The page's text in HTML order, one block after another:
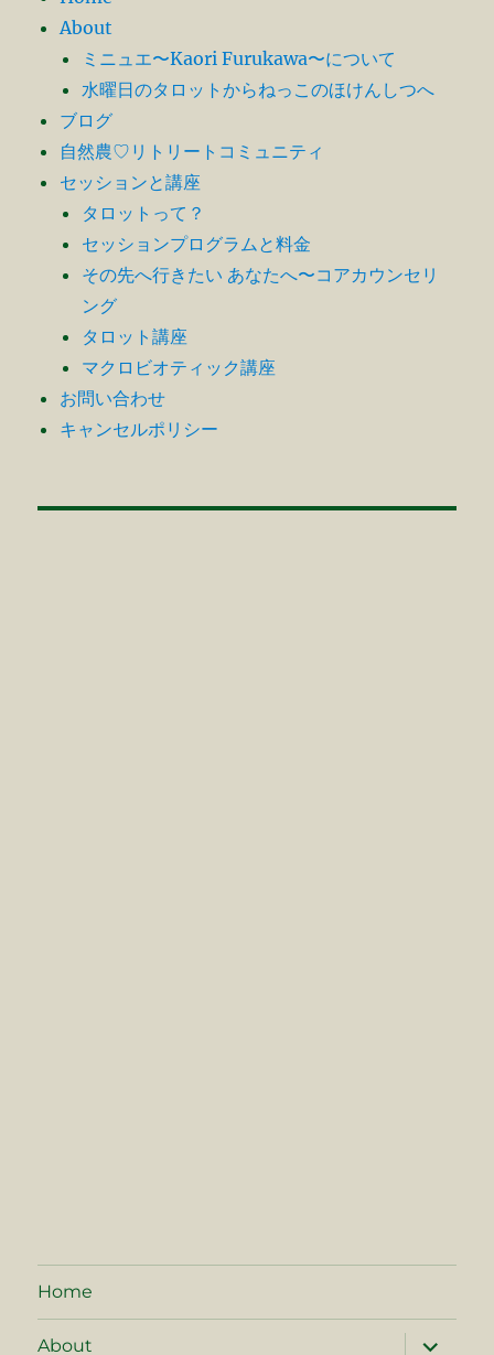
About
ミニュエ〜Kaori Furukawa〜について
水曜日のタロットからねっこのほけんしつへ
ブログ
自然農♡リトリートコミュニティ
セッションと講座
タロットって？
セッションプログラムと料金
その先へ行きたい あなたへ〜コアカウンセリ
ング
タロット講座
マクロビオティック講座
お問い合わせ
キャンセルポリシー
Home
About
サ